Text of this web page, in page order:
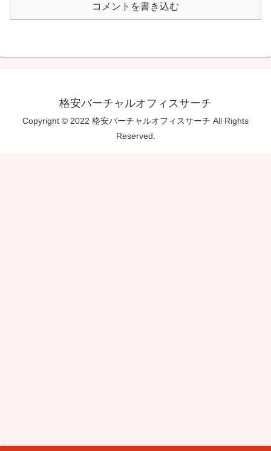
コメントを書き込む
格安バーチャルオフィスサーチ
Copyright © 2022 格安バーチャルオフィスサーチ All Rights
Reserved.